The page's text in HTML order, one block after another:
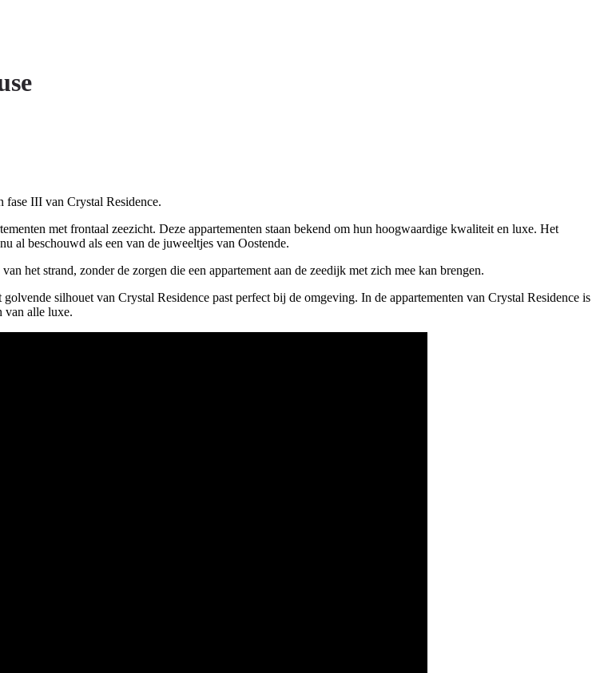
fase III van Crystal Residence.
met frontaal zeezicht. Deze appartementen staan bekend om hun hoogwaardige kwaliteit en luxe. Het
al beschouwd als een van de juweeltjes van Oostende.
het strand, zonder de zorgen die een appartement aan de zeedijk met zich mee kan brengen.
silhouet van Crystal Residence past perfect bij de omgeving. In de appartementen van Crystal Residence is
van alle luxe.